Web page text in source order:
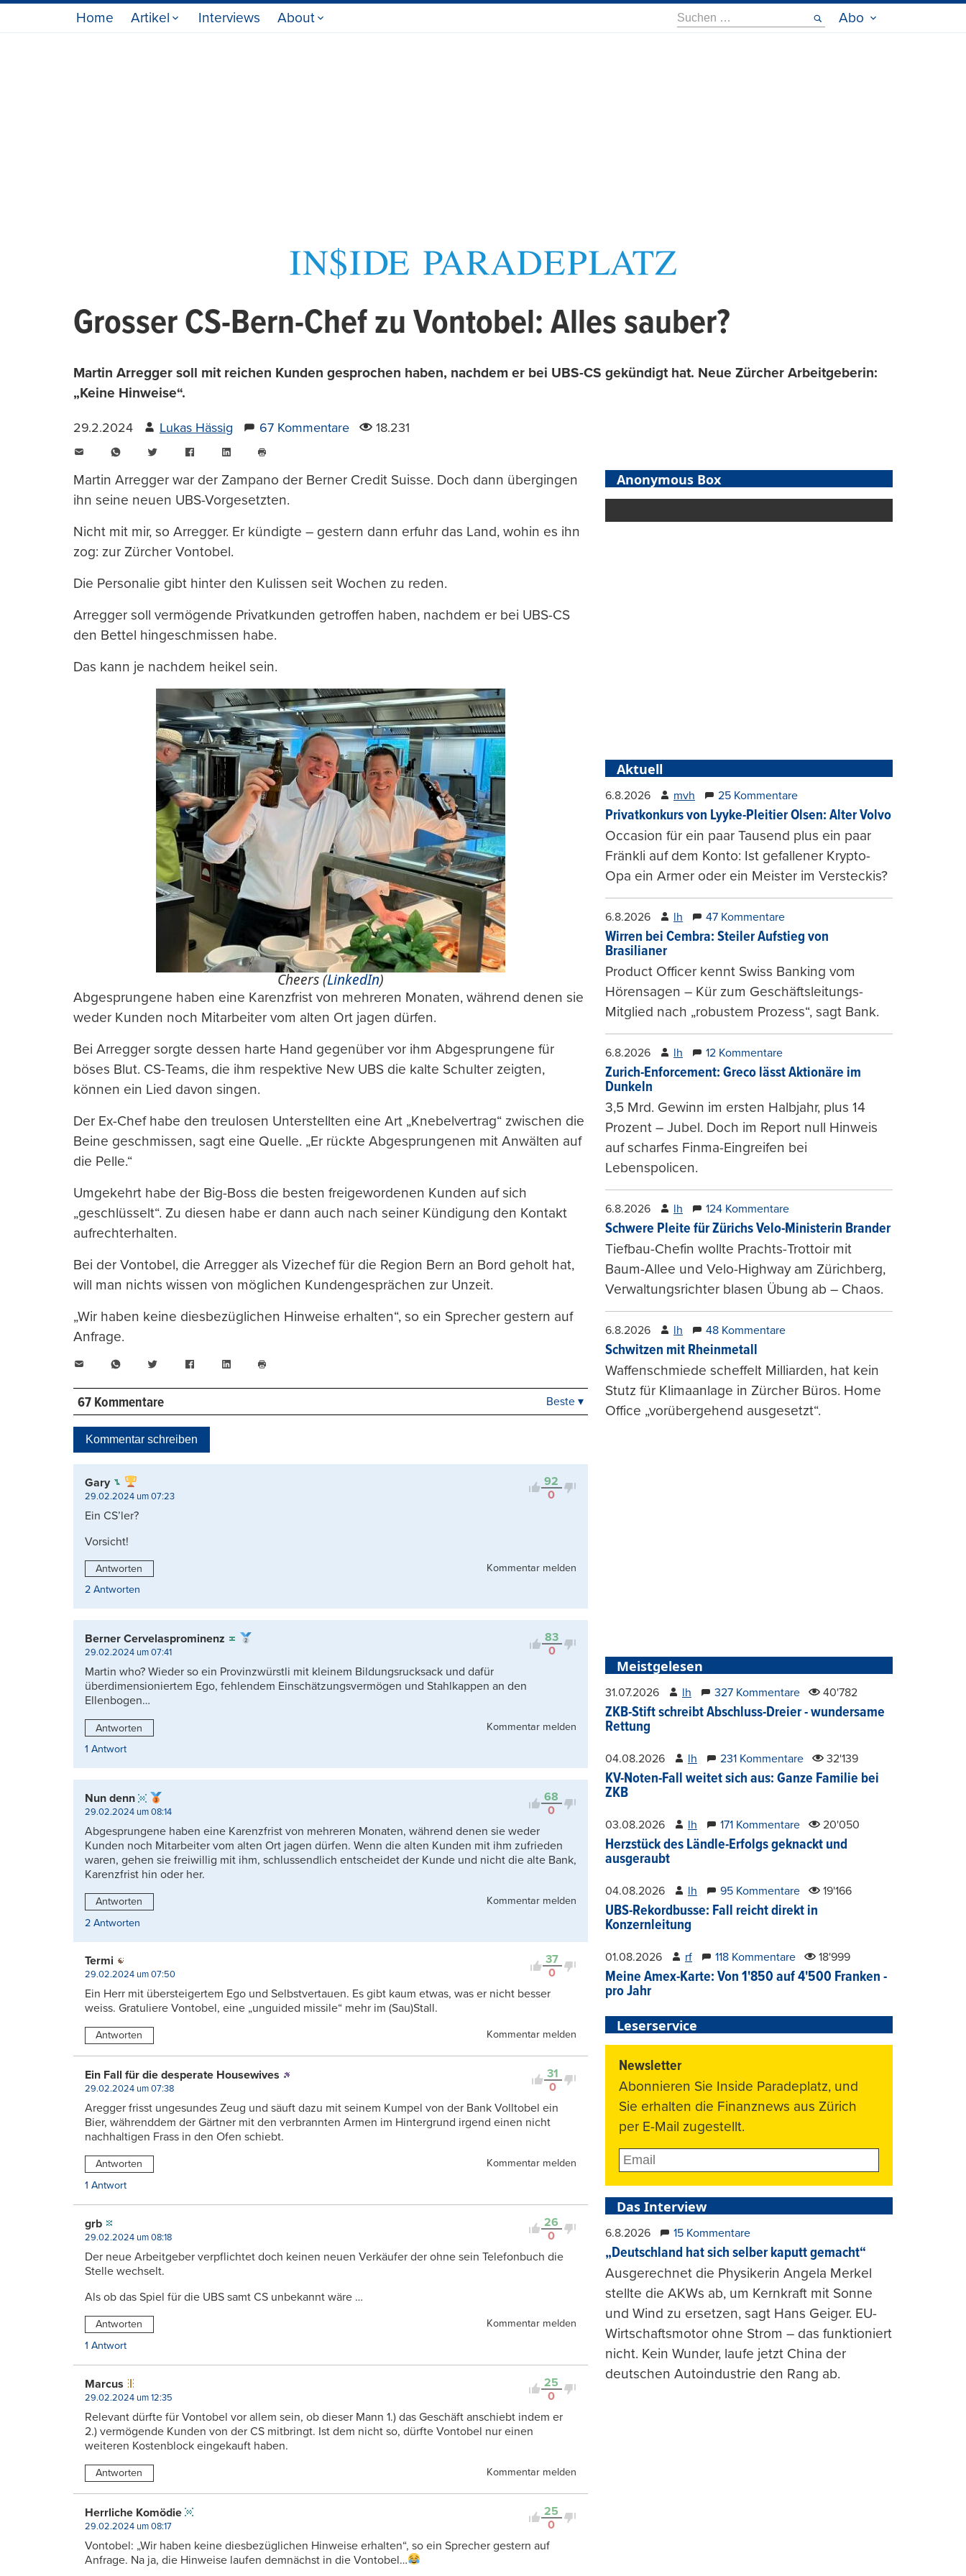
Home Artikel Interviews About
Suche
nach:
Abo
Grosser CS-Bern-Chef zu Vontobel: Alles sauber?
Martin Arregger soll mit reichen Kunden gesprochen haben, nachdem er bei UBS-CS gekündigt hat. Neue Zürcher Arbeitgeberin:
„Keine Hinweise“.
29.2.2024 Lukas Hässig 67 Kommentare 18.231
WhatsAppTwitter FacebookLinkedIn
drucken
Martin Arregger war der Zampano der Berner Credit Suisse. Doch dann übergingen
ihn seine neuen UBS-Vorgesetzten.
Nicht mit mir, so Arregger. Er kündigte – gestern dann erfuhr das Land, wohin es ihn
zog: zur Zürcher Vontobel.
Die Personalie gibt hinter den Kulissen seit Wochen zu reden.
Arregger soll vermögende Privatkunden getroffen haben, nachdem er bei UBS-CS
den Bettel hingeschmissen habe.
Das kann je nachdem heikel sein.
Cheers (LinkedIn)
Abgesprungene haben eine Karenzfrist von mehreren Monaten, während denen sie
weder Kunden noch Mitarbeiter vom alten Ort jagen dürfen.
Bei Arregger sorgte dessen harte Hand gegenüber vor ihm Abgesprungene für
böses Blut. CS-Teams, die ihm respektive New UBS die kalte Schulter zeigten,
können ein Lied davon singen.
Der Ex-Chef habe den treulosen Unterstellten eine Art „Knebelvertrag“ zwischen die
Beine geschmissen, sagt eine Quelle. „Er rückte Abgesprungenen mit Anwälten auf
die Pelle.“
Umgekehrt habe der Big-Boss die besten freigewordenen Kunden auf sich
„geschlüsselt“. Zu diesen habe er dann auch nach seiner Kündigung den Kontakt
aufrechterhalten.
Bei der Vontobel, die Arregger als Vizechef für die Region Bern an Bord geholt hat,
will man nichts wissen von möglichen Kundengesprächen zur Unzeit.
„Wir haben keine diesbezüglichen Hinweise erhalten“, so ein Sprecher gestern auf
Anfrage.
WhatsAppTwitter FacebookLinkedIn
drucken
67 Kommentare
Kontrovers
Beste ▾
Kommentar schreiben
92
0
Gary
29.02.2024 um 07:23
Ein CS’ler?
Vorsicht!
Antworten
Kommentar melden
2 Antworten
83
0
Berner Cervelasprominenz
29.02.2024 um 07:41
Martin who? Wieder so ein Provinzwürstli mit kleinem Bildungsrucksack und dafür
überdimensioniertem Ego, fehlendem Einschätzungsvermögen und Stahlkappen an den
Ellenbogen…
Antworten
Kommentar melden
1 Antwort
68
0
Nun denn
29.02.2024 um 08:14
Abgesprungene haben eine Karenzfrist von mehreren Monaten, während denen sie weder
Kunden noch Mitarbeiter vom alten Ort jagen dürfen. Wenn die alten Kunden mit ihm zufrieden
waren, gehen sie freiwillig mit ihm, schlussendlich entscheidet der Kunde und nicht die alte Bank,
Karenzfrist hin oder her.
Antworten
Kommentar melden
2 Antworten
37
0
Termi
29.02.2024 um 07:50
Ein Herr mit übersteigertem Ego und Selbstvertauen. Es gibt kaum etwas, was er nicht besser
weiss. Gratuliere Vontobel, eine „unguided missile“ mehr im (Sau)Stall.
Antworten Kommentar melden
31
0
Ein Fall für die desperate Housewives
29.02.2024 um 07:38
Aregger frisst ungesundes Zeug und säuft dazu mit seinem Kumpel von der Bank Volltobel ein
Bier, währenddem der Gärtner mit den verbrannten Armen im Hintergrund irgend einen nicht
nachhaltigen Frass in den Ofen schiebt.
Antworten
Kommentar melden
1 Antwort
26
0
grb
29.02.2024 um 08:18
Der neue Arbeitgeber verpflichtet doch keinen neuen Verkäufer der ohne sein Telefonbuch die
Stelle wechselt.
Als ob das Spiel für die UBS samt CS unbekannt wäre …
Antworten
Kommentar melden
1 Antwort
25
0
Marcus
29.02.2024 um 12:35
Relevant dürfte für Vontobel vor allem sein, ob dieser Mann 1.) das Geschäft anschiebt indem er
2.) vermögende Kunden von der CS mitbringt. Ist dem nicht so, dürfte Vontobel nur einen
weiteren Kostenblock eingekauft haben.
Antworten Kommentar melden
25
0
Herrliche Komödie
29.02.2024 um 08:17
Vontobel: „Wir haben keine diesbezüglichen Hinweise erhalten“, so ein Sprecher gestern auf
Anfrage. Na ja, die Hinweise laufen demnächst in die Vontobel…
Anonymous Box
Aktuell
6.8.2026 mvh 25 Kommentare
Privatkonkurs von Lyyke-Pleitier Olsen: Alter Volvo
Occasion für ein paar Tausend plus ein paar
Fränkli auf dem Konto: Ist gefallener Krypto-
Opa ein Armer oder ein Meister im Versteckis?
6.8.2026 lh 47 Kommentare
Wirren bei Cembra: Steiler Aufstieg von
Brasilianer
Product Officer kennt Swiss Banking vom
Hörensagen – Kür zum Geschäftsleitungs-
Mitglied nach „robustem Prozess“, sagt Bank.
6.8.2026 lh 12 Kommentare
Zurich-Enforcement: Greco lässt Aktionäre im
Dunkeln
3,5 Mrd. Gewinn im ersten Halbjahr, plus 14
Prozent – Jubel. Doch im Report null Hinweis
auf scharfes Finma-Eingreifen bei
Lebenspolicen.
6.8.2026 lh 124 Kommentare
Schwere Pleite für Zürichs Velo-Ministerin Brander
Tiefbau-Chefin wollte Prachts-Trottoir mit
Baum-Allee und Velo-Highway am Zürichberg,
Verwaltungsrichter blasen Übung ab – Chaos.
6.8.2026 lh 48 Kommentare
Schwitzen mit Rheinmetall
Waffenschmiede scheffelt Milliarden, hat kein
Stutz für Klimaanlage in Zürcher Büros. Home
Office „vorübergehend ausgesetzt“.
Meistgelesen
31.07.2026 lh 327 Kommentare 40'782
ZKB-Stift schreibt Abschluss-Dreier - wundersame
Rettung
04.08.2026 lh 231 Kommentare 32'139
KV-Noten-Fall weitet sich aus: Ganze Familie bei
ZKB
03.08.2026 lh 171 Kommentare 20'050
Herzstück des Ländle-Erfolgs geknackt und
ausgeraubt
04.08.2026 lh 95 Kommentare 19'166
UBS-Rekordbusse: Fall reicht direkt in
Konzernleitung
01.08.2026 rf 118 Kommentare 18'999
Meine Amex-Karte: Von 1'850 auf 4'500 Franken -
pro Jahr
Leserservice
Newsletter
Abonnieren Sie Inside Paradeplatz, und
Sie erhalten die Finanznews aus Zürich
per E-Mail zugestellt.
Das Interview
6.8.2026 15 Kommentare
„Deutschland hat sich selber kaputt gemacht“
Ausgerechnet die Physikerin Angela Merkel
stellte die AKWs ab, um Kernkraft mit Sonne
und Wind zu ersetzen, sagt Hans Geiger. EU-
Wirtschaftsmotor ohne Strom – das funktioniert
nicht. Kein Wunder, laufe jetzt China der
deutschen Autoindustrie den Rang ab.